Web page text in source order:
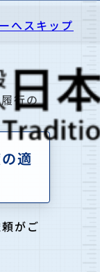
へスキップ
行の
適
がご